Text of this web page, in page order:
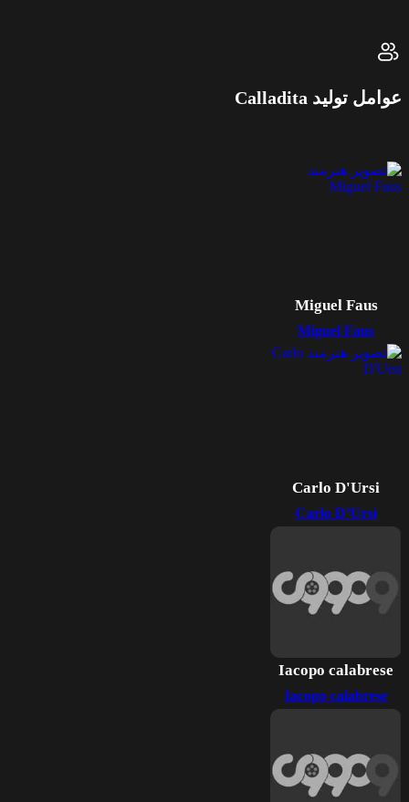
عوامل تولید Calladita
Miguel Faus
Miguel Faus
Carlo D'Ursi
Carlo D’Ursi
Iacopo calabrese
Iacopo calabrese